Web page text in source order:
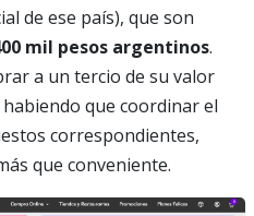
de ese país), que son
mil pesos argentinos.
a un tercio de su valor
que coordinar el
correspondientes,
que conveniente.